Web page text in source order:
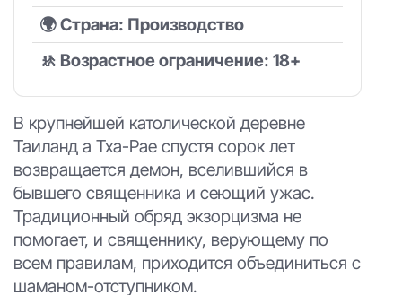
🌍 Страна: Производство
🚸 Возрастное ограничение: 18+
В крупнейшей католической деревне
Таиланд а Тха-Рае спустя сорок лет
возвращается демон, вселившийся в
бывшего священника и сеющий ужас.
Традиционный обряд экзорцизма не
помогает, и священнику, верующему по
всем правилам, приходится объединиться с
шаманом-отступником.